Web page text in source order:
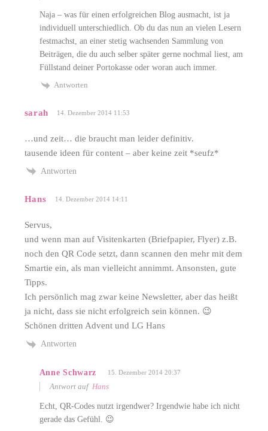
Naja – was für einen erfolgreichen Blog ausmacht, ist ja
individuell unterschiedlich. Ob du das nun an vielen Lesern
festmachst, an einer stetig wachsenden Sammlung von
Beiträgen, die du auch selber später gerne nochmal liest, am
Füllstand deiner Portokasse oder woran auch immer.
Antworten
sarah 14. Dezember 2014 11:53
…und zeit… die braucht man leider definitiv.
tausende ideen für content – aber keine zeit *seufz*
Antworten
Hans 14. Dezember 2014 14:11
Servus,
und wenn man auf Visitenkarten (Briefpapier, Flyer) z.B.
noch den QR Code setzt, dann scannen den mehr mit dem
Smartie ein, als man vielleicht annimmt. Ansonsten, gute
Tipps.
Ich persönlich mag zwar keine Newsletter, aber das heißt
ja nicht, dass sie nicht erfolgreich sein können. 😉
Schönen dritten Advent und LG Hans
Antworten
Anne Schwarz 15. Dezember 2014 20:37
Antwort auf Hans
Echt, QR-Codes nutzt irgendwer? Irgendwie habe ich nicht
gerade das Gefühl. 😉